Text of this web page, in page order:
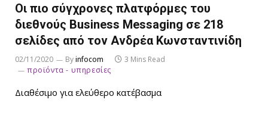
Οι πιο σύγχρονες πλατφόρμες του
διεθνούς Business Messaging σε 218
σελίδες από τον Ανδρέα Κωνσταντινίδη
02/11/2020 Byinfocom
3 Mins Read
προϊόντα - υπηρεσίες
Διαθέσιμο για ελεύθερο κατέβασμα